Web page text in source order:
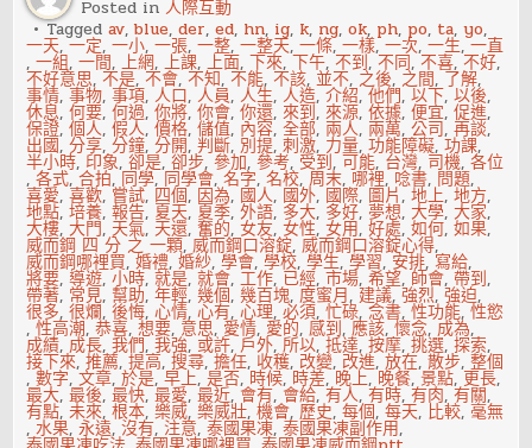
我
家
該
怎
么
辦？
Posted in人際互動
Taggedav,blue,der,ed, hn, ig, k, ng,ok, ph, po, ta,yo,
一天,一定,一小,一張,一整,一整天,一條,一樣,一次,一生,一直
,一組,一間,上網,上課,上面,下來,下午,不到,不同,不喜,不好,
不好意思,不是,不會,不知,不能,不該,並不, 之後, 之間, 了解,
事情,事物,事項,人口,人員,人生,人造,介紹,他們,以下,以後,
休息,何要,何過,你將,你會,你還,來到,來源,依據,便宜,促進,
保證,個人,假人,價格,儲值, 內容,全部, 兩人, 兩萬,公司,再談,
出國,分享,分鐘,分開,判斷, 別提,刺激, 力量,功能障礙,功課,
半小時, 印象,卻是,卻步,參加,參考, 受到,可能, 台灣, 司機,各位
,各式,合拍, 同學, 同學會,名字,名校,周末, 哪裡, 唸書, 問題,
喜愛,喜歡, 嘗試, 四個, 因為, 國人, 國外, 國際, 圖片,地上,地方,
地點,培養,報告, 夏天, 夏季,外語, 多大, 多好,夢想,大學,大家,
大樓,大門, 天氣, 天還,奮的,女友,女性,女用,好處,如何,如果,
威而鋼 四 分 之 一顆,威而鋼口溶錠,威而鋼口溶錠心得,
威而鋼哪裡買,婚禮,婚紗,學會,學校,學生,學習, 安排,寫給,
將要,導遊,小時,就是,就會,工作, 已經,市場,希望, 師會,帶到,
帶著, 常見,幫助,年輕,幾個,幾百塊,度蜜月, 建議,強烈,強迫,
很多,很爛,後悔,心情,心有,心理,必須,忙碌,念書,性功能,性慾
,性高潮,恭喜,想要, 意思, 愛情, 愛的,感到,應該,懷念, 成為,
成績, 成長,我們,我強, 或許,戶外,所以,抵達,按摩,挑選,探索,
接下來,推薦,提高,搜尋,擔任, 收穫, 改變, 改進,放在,散步,整個
,數字,文章,於是,早上,是否, 時候, 時差, 晚上, 晚餐,景點, 更長,
最大,最後,最快,最愛,最近, 會有, 會給,有人,有時,有肉,有關,
有點,未來,根本,樂威,樂威壯,機會,歷史,每個,每天, 比較,毫無
,水果,永遠,沒有, 注意,泰國果凍,泰國果凍副作用,